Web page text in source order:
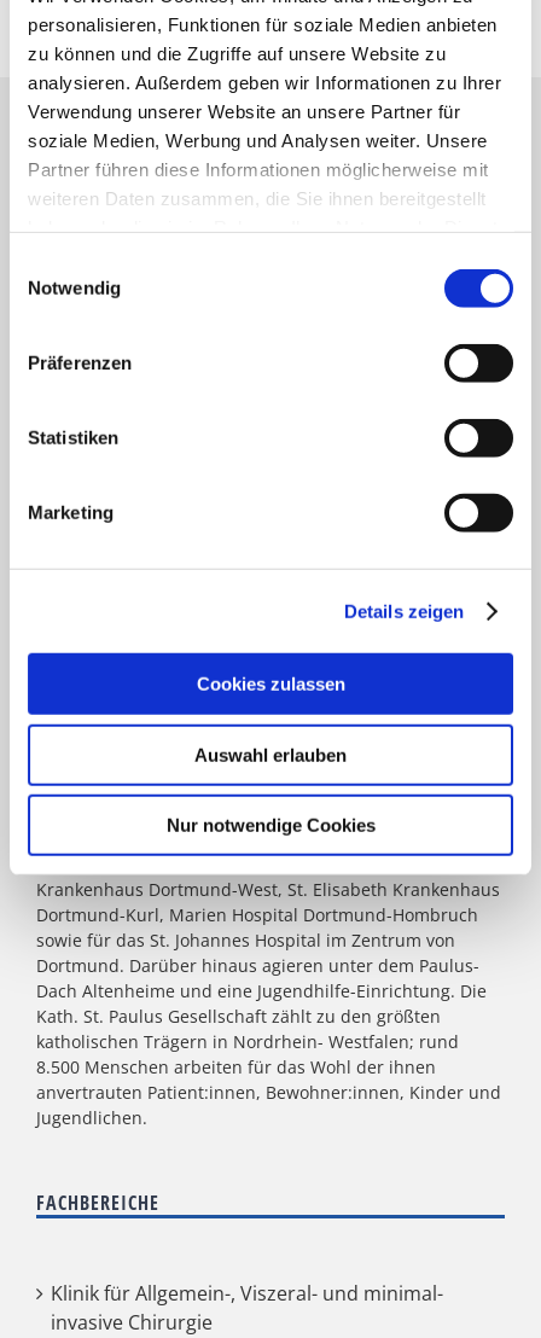
personalisieren, Funktionen für soziale Medien anbieten
zu können und die Zugriffe auf unsere Website zu
analysieren. Außerdem geben wir Informationen zu Ihrer
Verwendung unserer Website an unsere Partner für
soziale Medien, Werbung und Analysen weiter. Unsere
Partner führen diese Informationen möglicherweise mit
weiteren Daten zusammen, die Sie ihnen bereitgestellt
Notwendig
Präferenzen
Statistiken
Marketing
Details zeigen
Cookies zulassen
Auswahl erlauben
Nur notwendige Cookies
MARIENKRANKENHAUS SCHWERTE
58239 Schwerte
Telefax 0 23 04 - 109 - 207
58239 Schwerte
Telefon0 23 04 - 202 - 0
KATH. ST. PAULUS GESELLSCHAFT
Standorten gehört zurKath. St. Paulus Gesellschaft
weitere Krankenhäuser mit zusammen 2.900 Betten
zählen zum Verbund: St. Marien Hospital Lünen, St.
Christophorus Krankenhaus Werne, St. Rochus Hospital
Krankenhaus Dortmund-West, St. Elisabeth Krankenhaus
Dortmund-Kurl, Marien Hospital Dortmund-Hombruch
sowie für das St. Johannes Hospital im Zentrum von
Dortmund. Darüber hinaus agieren unter dem Paulus-
Dach Altenheime und eine Jugendhilfe-Einrichtung. Die
Kath. St. Paulus Gesellschaft zählt zu den größten
katholischen Trägern in Nordrhein- Westfalen; rund
8.500 Menschen arbeiten für das Wohl der ihnen
anvertrauten Patient:innen, Bewohner:innen, Kinder und
Jugendlichen.
FACHBEREICHE
Klinik für Allgemein-, Viszeral- und minimal-
invasive Chirurgie